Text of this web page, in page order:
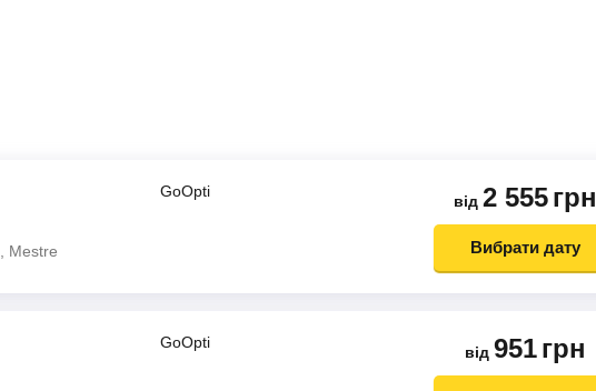
Mestre
GoOpti
від 2 555грн
Вибрати дату
GoOpti
від 951грн